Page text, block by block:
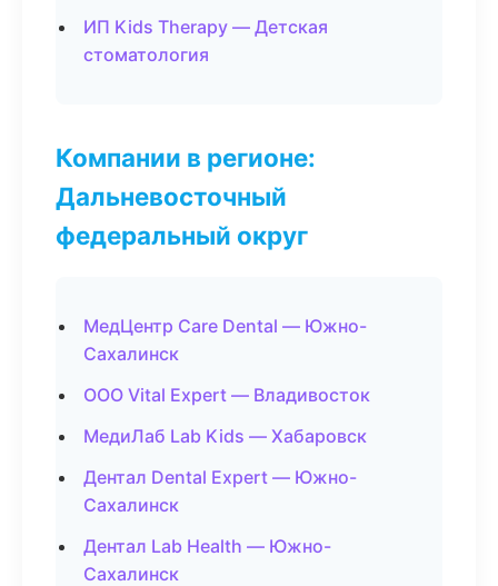
ИП Kids Therapy — Детская
стоматология
Компании в регионе:
Дальневосточный
федеральный округ
МедЦентр Care Dental — Южно-
Сахалинск
ООО Vital Expert — Владивосток
МедиЛаб Lab Kids — Хабаровск
Дентал Dental Expert — Южно-
Сахалинск
Дентал Lab Health — Южно-
Сахалинск